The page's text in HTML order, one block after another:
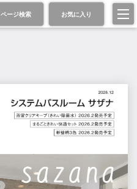
ページ検索 お気に入り